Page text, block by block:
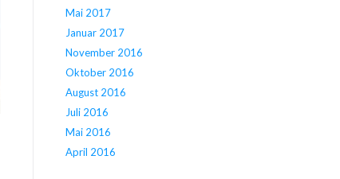
Mai 2017
Januar 2017
November 2016
Oktober 2016
August 2016
Juli 2016
Mai 2016
April 2016